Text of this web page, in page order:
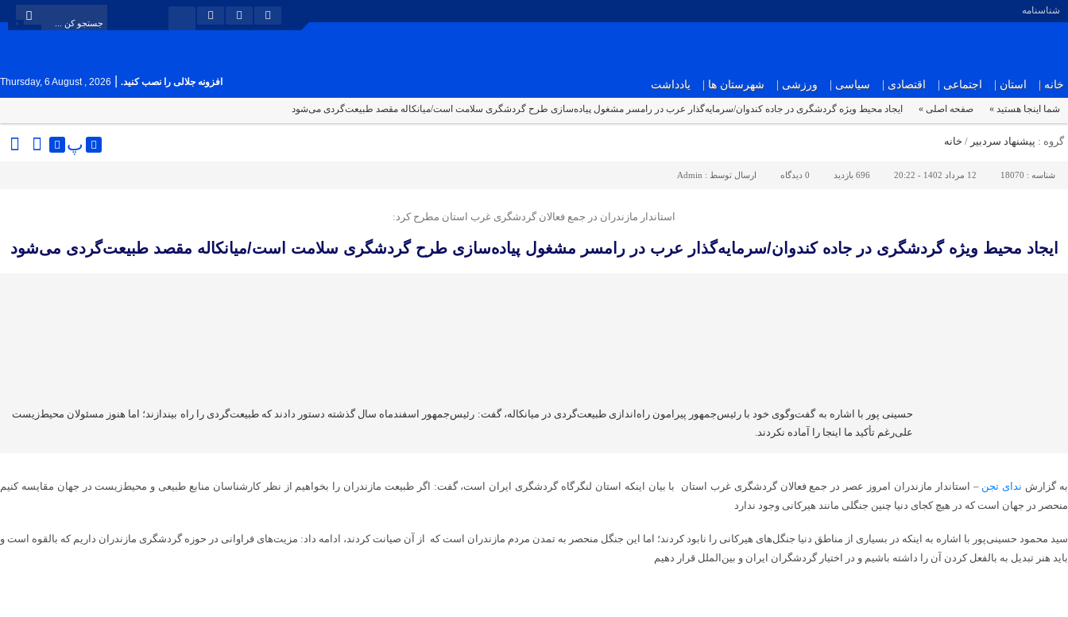
شناسنامه
خانه | استان | اجتماعی | اقتصادی | سیاسی | ورزشی | شهرستان ها | یادداشت افزونه جلالی را نصب کنید. Thursday, 6 August , 2026
شما اینجا هستید » صفحه اصلی » ایجاد محیط ویژه گردشگری در جاده کندوان/سرمایه‌گذار عرب در رامسر مشغول پیاده‌سازی طرح گردشگری سلامت است/میانکاله مقصد طبیعت‌گردی می‌شود
گروه : پیشنهاد سردبیر / خانه پ
شناسه : 18070 12 مرداد 1402 - 20:22 696 بازدید 0 دیدگاه ارسال توسط : Admin
استاندار مازندران در جمع فعالان گردشگری غرب استان مطرح کرد:
ایجاد محیط ویژه گردشگری در جاده کندوان/سرمایه‌گذار عرب در رامسر مشغول پیاده‌سازی طرح گردشگری سلامت است/میانکاله مقصد طبیعت‌گردی می‌شود
حسینی پور با اشاره به گفت‌وگوی خود با رئیس‌جمهور پیرامون راه‌اندازی طبیعت‌گردی در میانکاله، گفت: رئیس‌جمهور اسفندماه سال گذشته دستور دادند که طبیعت‌گردی را راه بیندازند؛ اما هنوز مسئولان محیط‌زیست
علی‌رغم تأکید ما اینجا را آماده نکردند.
به گزارش ندای تجن – استاندار مازندران امروز عصر در جمع فعالان گردشگری غرب استان با بیان اینکه استان لنگرگاه گردشگری ایران است، گفت: اگر طبیعت مازندران را بخواهیم از نظر کارشناسان منابع طبیعی و محیط‌زیست در جهان مقایسه کنیم
منحصر در جهان است که در هیچ کجای دنیا چنین جنگلی مانند هیرکانی وجود ندارد
سید محمود حسینی‌پور با اشاره به اینکه در بسیاری از مناطق دنیا جنگل‌های هیرکانی را نابود کردند؛ اما این جنگل منحصر به تمدن مردم مازندران است که از آن صیانت کردند، ادامه داد: مزیت‌های فراوانی در حوزه گردشگری مازندران داریم که بالقوه است و
باید هنر تبدیل به بالفعل کردن آن را داشته باشیم و در اختیار گردشگران ایران و بین‌الملل قرار دهیم